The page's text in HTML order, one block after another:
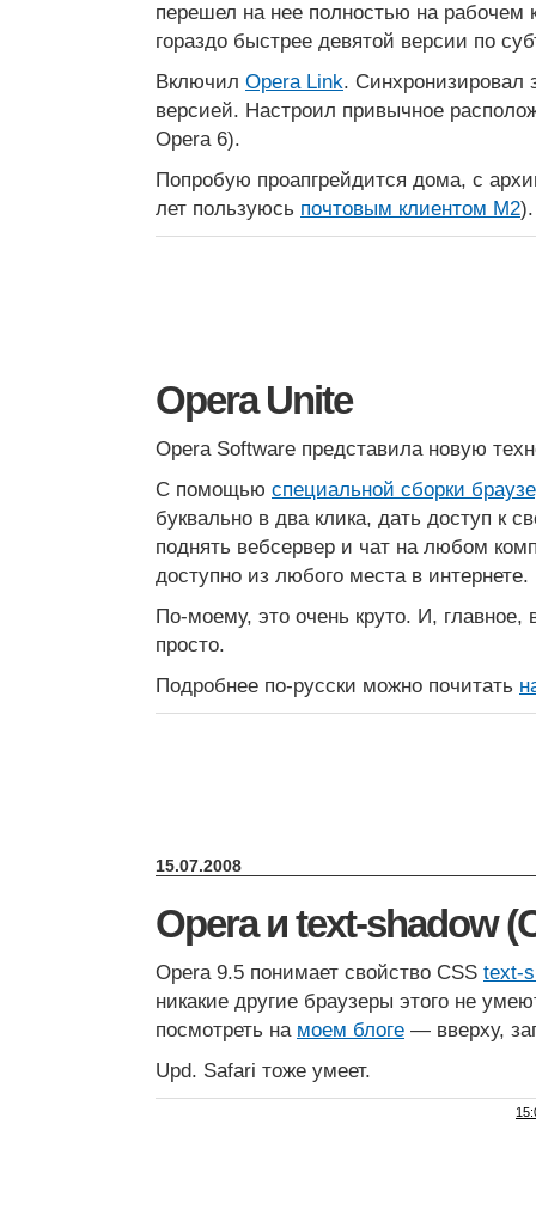
перешел на нее полностью на рабочем
гораздо быстрее девятой версии по
Включил Opera Link. Синхронизировал
версией. Настроил привычное
Opera 6).
Попробую проапгрейдится дома, с
лет пользуюсь почтовым клиентом M2).
Opera Unite
Opera Software представила новую
С помощью специальной сборки
буквально в два клика, дать доступ к
поднять вебсервер и чат на любом
доступно из любого места в интернете.
По-моему, это очень круто. И, главное,
просто.
Подробнее по-русски можно почитать
15.07.2008
Opera и text-shadow
Opera 9.5 понимает свойство CSS text-
никакие другие браузеры этого не
посмотреть на моем блоге — вверху,
Upd. Safari тоже умеет.